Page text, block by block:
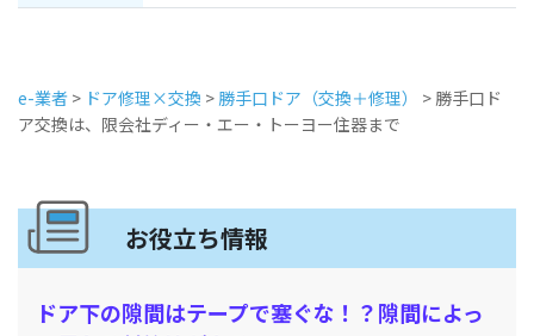
e-業者 > ドア修理×交換 > 勝手口ドア（交換＋修理） > 勝手口ド
ア交換は、限会社ディー・エー・トーヨー住器まで
お役立ち情報
ドア下の隙間はテープで塞ぐな！？隙間によっ